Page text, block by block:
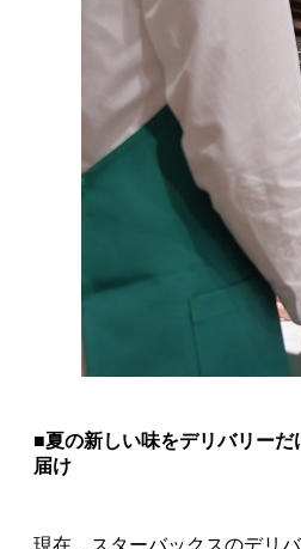
■夏の新しい味をデリバリー
届け